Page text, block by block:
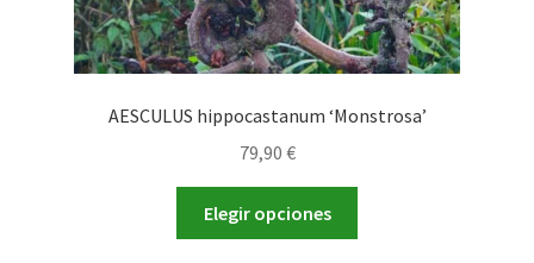
AESCULUS hippocastanum ‘Monstrosa’
79,90 €
Elegir opciones